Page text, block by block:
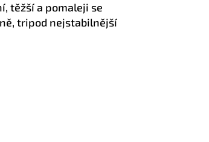
těžší a pomaleji se
tripod nejstabilnější